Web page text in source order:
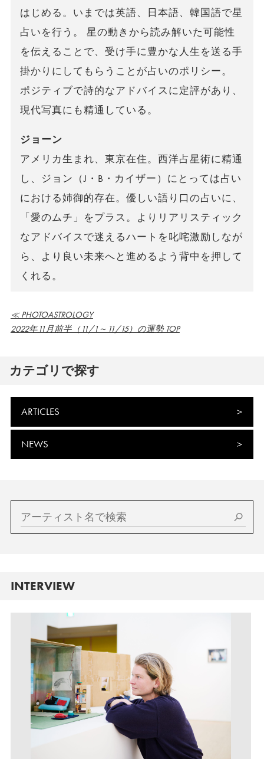
はじめる。いまでは英語、日本語、韓国語で星
占いを行う。 星の動きから読み解いた可能性
を伝えることで、受け手に豊かな人生を送る手
掛かりにしてもらうことが占いのポリシー。
ポジティブで詩的なアドバイスに定評があり、
現代写真にも精通している。
ジョーン
アメリカ生まれ、東京在住。西洋占星術に精通
し、ジョン（J・B・カイザー）にとっては占い
における姉御的存在。優しい語り口の占いに、
「愛のムチ」をプラス。よりリアリスティック
なアドバイスで迷えるハートを叱咤激励しなが
ら、より良い未来へと進めるよう背中を押して
くれる。
≪ PHOTOASTROLOGY
2022年11月前半（11/1～11/15）の運勢 TOP
カテゴリで探す
ARTICLES
NEWS
INTERVIEW